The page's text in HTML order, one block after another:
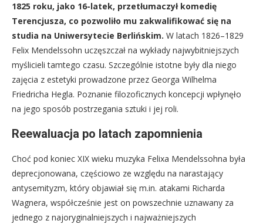
1825 roku, jako 16-latek, przetłumaczył komedię
Terencjusza, co pozwoliło mu zakwalifikować się na
studia na Uniwersytecie Berlińskim. W latach 1826–1829
Felix Mendelssohn uczęszczał na wykłady najwybitniejszych
myślicieli tamtego czasu. Szczególnie istotne były dla niego
zajęcia z estetyki prowadzone przez Georga Wilhelma
Friedricha Hegla. Poznanie filozoficznych koncepcji wpłynęło
na jego sposób postrzegania sztuki i jej roli.
Reewaluacja po latach zapomnienia
Choć pod koniec XIX wieku muzyka Felixa Mendelssohna była
deprecjonowana, częściowo ze względu na narastający
antysemityzm, który objawiał się m.in. atakami Richarda
Wagnera, współcześnie jest on powszechnie uznawany za
jednego z najoryginalniejszych i najważniejszych